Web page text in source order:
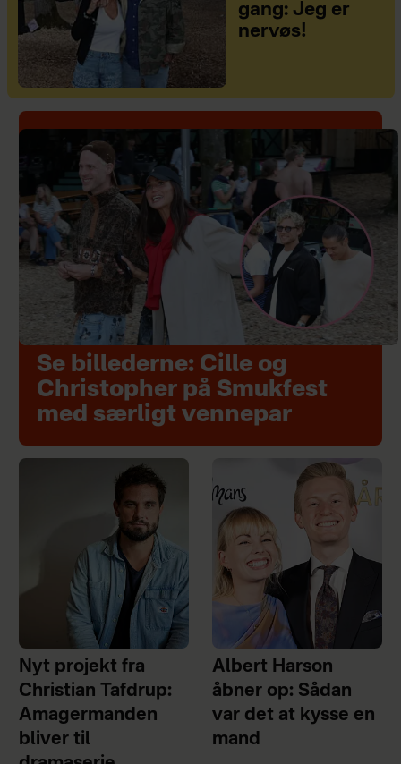
gang: Jeg er
nervøs!
Se billederne: Cille og
Christopher på Smukfest
med særligt vennepar
Nyt projekt fra
Christian Tafdrup:
Amagermanden
bliver til
Albert Harson
åbner op: Sådan
var det at kysse en
mand